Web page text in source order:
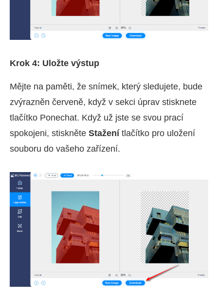
Krok 4: Uložte výstup
Mějte na paměti, že snímek, který sledujete, bude
zvýrazněn červeně, když v sekci úprav stisknete
tlačítko Ponechat. Když už jste se svou prací
spokojeni, stiskněte Stažení tlačítko pro uložení
souboru do vašeho zařízení.